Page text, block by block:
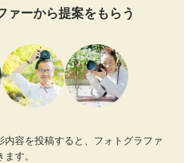
ァーから提案をもらう
内容を投稿すると、フォトグラファ
す。